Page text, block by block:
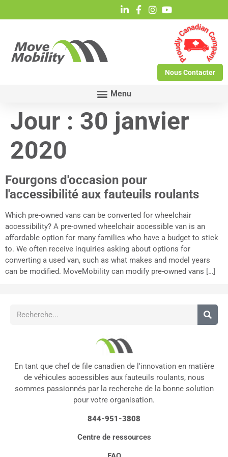
Nous Contacter
Jour : 30 janvier
2020
Fourgons d'occasion pour
l'accessibilité aux fauteuils roulants
Which pre-owned vans can be converted for wheelchair
accessibility? A pre-owned wheelchair accessible van is an
affordable option for many families who have a budget to stick
to. We often receive inquiries asking about options for
converting a used van, such as what makes and model years
can be modified. MoveMobility can modify pre-owned vans […]
En tant que chef de file canadien de l'innovation en matière
de véhicules accessibles aux fauteuils roulants, nous
sommes passionnés par la recherche de la bonne solution
pour votre organisation.
844-951-3808
Centre de ressources